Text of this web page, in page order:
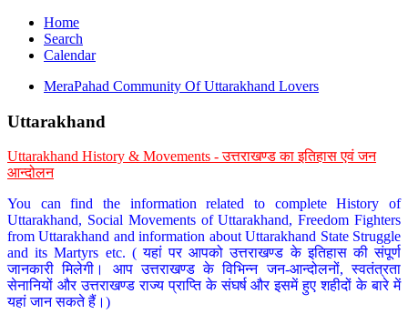
Home
Search
Calendar
MeraPahad Community Of Uttarakhand Lovers
Uttarakhand
Uttarakhand History & Movements - उत्तराखण्ड का इतिहास एवं जन
आन्दोलन
You can find the information related to complete History of
Uttarakhand, Social Movements of Uttarakhand, Freedom Fighters
from Uttarakhand and information about Uttarakhand State Struggle
and its Martyrs etc. ( यहां पर आपको उत्तराखण्ड के इतिहास की संपूर्ण
जानकारी मिलेगी। आप उत्तराखण्ड के विभिन्न जन-आन्दोलनों, स्वतंत्रता
सेनानियों और उत्तराखण्ड राज्य प्राप्ति के संघर्ष और इसमें हुए शहीदों के बारे में
यहां जान सकते हैं।)